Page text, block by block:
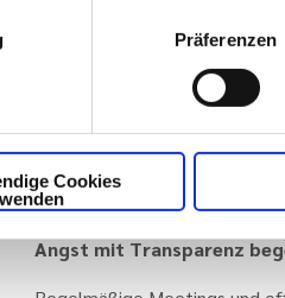
Präferenzen
Cookies
Hybride
Prinzipien des agilen
Flache Hierarchien (wenn
iterative Prozesse und eine
die zentralen Elemente. So
robust und flexibel.
Angst mit Transparenz